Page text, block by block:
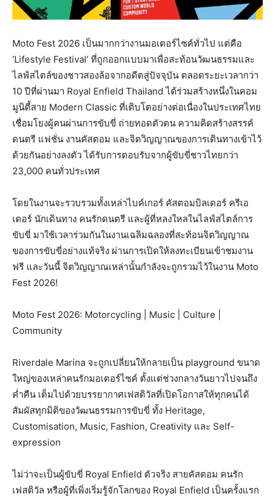
Moto Fest 2026 เป็นมากกว่างานมอเตอร์ไซค์ทั่วไป แต่คือ
‘Lifestyle Festival’ ที่ถูกออกแบบมาเพื่อสะท้อนวัฒนธรรมและ
ไลฟ์สไตล์ของชาวสองล้อจากอดีตสู่ปัจจุบัน ตลอดระยะเวลากว่า
10 ปีที่ผ่านมา Royal Enfield Thailand ได้ร่วมสร้างหนึ่งในคอม
มูนิตี้สาย Modern Classic ที่เติบโตอย่างต่อเนื่องในประเทศไทย
เชื่อมโยงผู้คนผ่านการขับขี่ ถ่ายทอดตัวตน ความคิดสร้างสรรค์
ดนตรี แฟชั่น งานคัสตอม และจิตวิญญาณของการเดินทางเข้าไว้
ด้วยกันอย่างลงตัว ได้รับการตอบรับจากผู้ขับขี่ชาวไทยกว่า
23,000 คนทั่วประเทศ
โดยในงานจะรวบรวมทั้งเหล่าไบค์เกอร์ คัสตอมบิลเดอร์ ครีเอ
เตอร์ นักเดินทาง คนรักดนตรี และผู้ที่หลงใหลในไลฟ์สไตล์การ
ขับขี่ มาใช้เวลาร่วมกันในงานเฉลิมฉลองที่สะท้อนจิตวิญญาณ
ของการขับขี่อย่างแท้จริง ผ่านการเปิดให้ลงทะเบียนเข้าชมงาน
ฟรี และวันนี้ จิตวิญญาณเหล่านั้นกำลังจะถูกรวมไว้ในงาน Moto
Fest 2026!
Moto Fest 2026: Motorcycling | Music | Culture |
Community
Riverdale Marina จะถูกเปลี่ยนให้กลายเป็น playground ขนาด
ใหญ่ของเหล่าคนรักมอเตอร์ไซค์ ตั้งแต่ช่วงกลางวันยาวไปจนถึง
ค่ำคืน เต็มไปด้วยบรรยากาศเฟสติวัลที่เปิดโอกาสให้ทุกคนได้
สัมผัสทุกมิติของวัฒนธรรมการขับขี่ ทั้ง Heritage,
Customisation, Music, Fashion, Creativity และ Self-
expression
ไม่ว่าจะเป็นผู้ขับขี่ Royal Enfield ตัวจริง สายคัสตอม คนรัก
เฟสติวัล หรือผู้ที่เพิ่งเริ่มรู้จักโลกของ Royal Enfield เป็นครั้งแรก